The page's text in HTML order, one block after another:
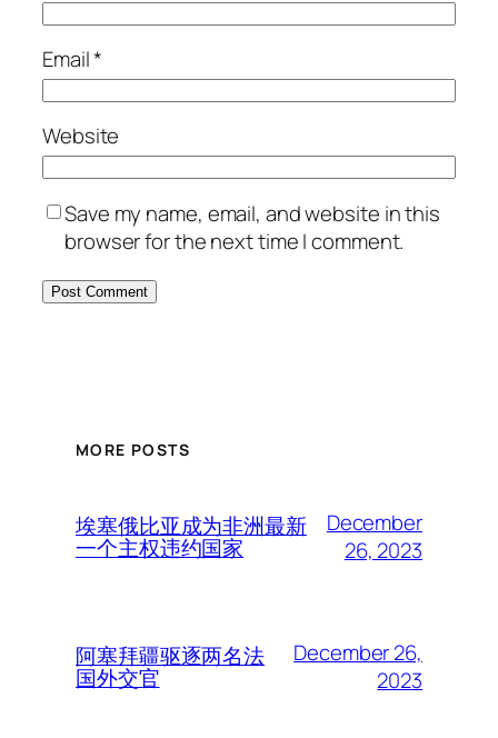
Email*
Website
Save my name, email, and website in this
browser for the next time I comment.
MORE POSTS
埃塞俄比亚成为非洲最新
一个主权违约国家
December
26, 2023
阿塞拜疆驱逐两名法
国外交官
December 26,
2023